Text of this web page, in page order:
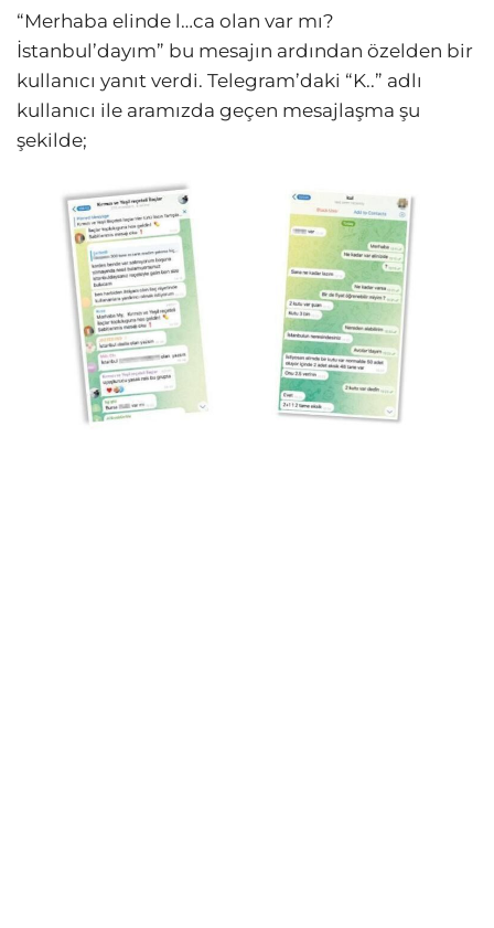
“Merhaba elinde l…ca olan var mı?
İstanbul’dayım” bu mesajın ardından özelden bir
kullanıcı yanıt verdi. Telegram’daki “K..” adlı
kullanıcı ile aramızda geçen mesajlaşma şu
şekilde;